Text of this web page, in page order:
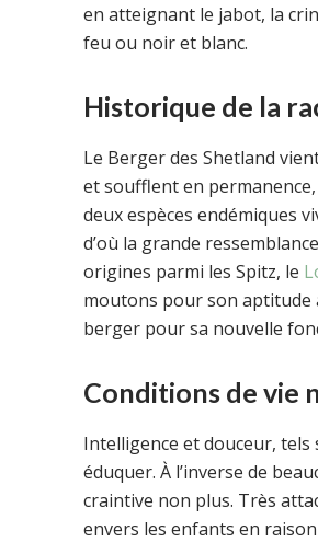
en atteignant le jabot, la
feu ou noir et blanc.
Historique de la
Le Berger des Shetland
et soufflent en
deux espèces endémiques
d’où la grande
origines parmi les Spitz, le
moutons pour son aptitude
berger pour sa nouvelle
Conditions de vie
Intelligence et douceur, tels
éduquer. À l’inverse de
craintive non plus. Très
envers les enfants en